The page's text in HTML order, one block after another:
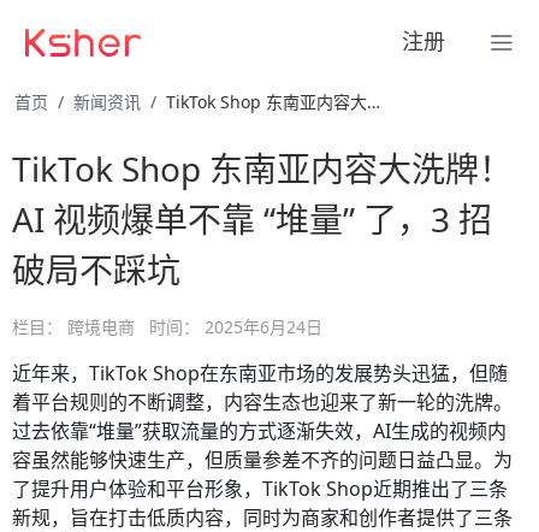
注册
首页 新闻资讯 TikTok Shop 东南亚内容大洗牌！AI …
TikTok Shop 东南亚内容大洗牌！
AI 视频爆单不靠 “堆量” 了，3 招
破局不踩坑
栏目： 跨境电商 时间： 2025年6月24日
近年来，TikTok Shop在东南亚市场的发展势头迅猛，但随
着平台规则的不断调整，内容生态也迎来了新一轮的洗牌。
过去依靠“堆量”获取流量的方式逐渐失效，AI生成的视频内
容虽然能够快速生产，但质量参差不齐的问题日益凸显。为
了提升用户体验和平台形象，TikTok Shop近期推出了三条
新规，旨在打击低质内容，同时为商家和创作者提供了三条